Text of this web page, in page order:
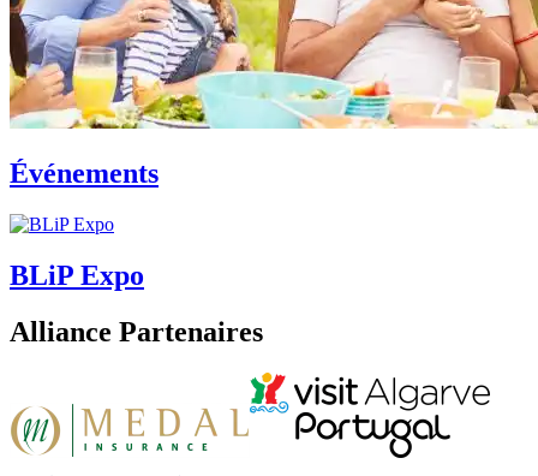
Événements
BLiP Expo
Alliance Partenaires